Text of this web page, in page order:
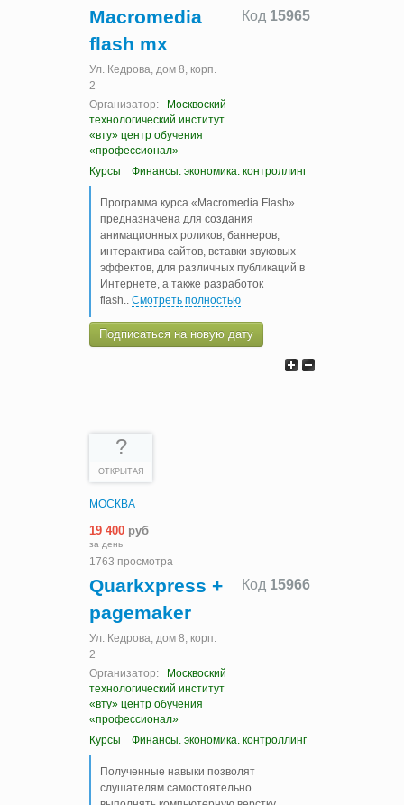
Код 15965
Macromedia
flash mx
Ул. Кедрова, дом 8, корп.
2
Организатор:
Москвоский
технологический институт
«вту» центр обучения
«профессионал»
Курсы
Финансы. экономика. контроллинг
Программа курса «Macromedia Flash»
предназначена для создания
анимационных роликов, баннеров,
интерактива сайтов, вставки звуковых
эффектов, для различных публикаций в
Интернете, а также разработок
flash.. Смотреть полностью
Подписаться на новую дату
?
ОТКРЫТАЯ
МОСКВА
19 400 руб
за день
1763 просмотра
Код 15966
Quarkxpress +
pagemaker
Ул. Кедрова, дом 8, корп.
2
Организатор:
Москвоский
технологический институт
«вту» центр обучения
«профессионал»
Курсы
Финансы. экономика. контроллинг
Полученные навыки позволят
слушателям самостоятельно